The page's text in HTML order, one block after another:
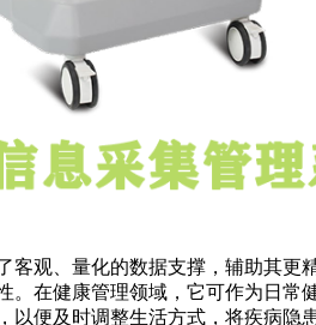
观、量化的数据支撑，辅助其更
在健康管理领域，它可作为日
便及时调整生活方式，将疾病